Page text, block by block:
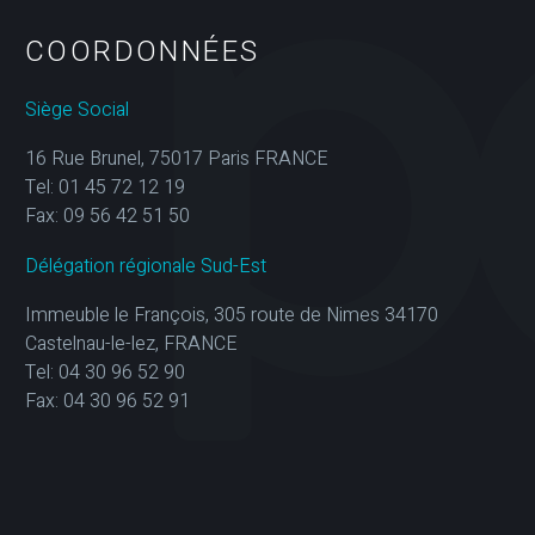
COORDONNÉES
Siège Social
16 Rue Brunel, 75017 Paris FRANCE
Tel: 01 45 72 12 19
Fax: 09 56 42 51 50
Délégation régionale Sud-Est
Immeuble le François, 305 route de Nimes 34170
Castelnau-le-lez, FRANCE
Tel: 04 30 96 52 90
Fax: 04 30 96 52 91